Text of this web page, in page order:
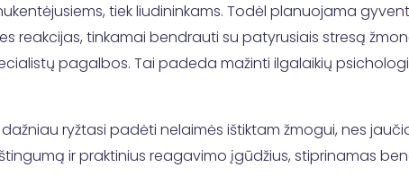
tiek liudininkams. Todėl planuojama
reakcijas, tinkamai bendrauti su patyrusiais stresą
pagalbos. Tai padeda mažinti ilgalaikių
ryžtasi padėti nelaimės ištiktam žmogui, nes
ir praktinius reagavimo įgūdžius, stiprinamas